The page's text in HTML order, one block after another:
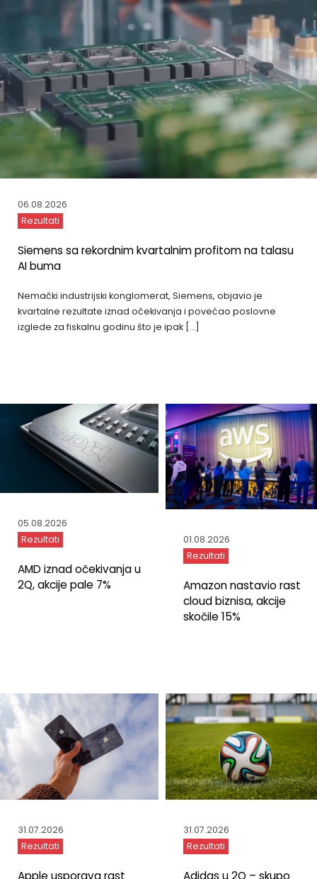
06.08.2026
Rezultati
Siemens sa rekordnim kvartalnim profitom na talasu
AI buma
Nemački industrijski konglomerat, Siemens, objavio je
kvartalne rezultate iznad očekivanja i povećao poslovne
izglede za fiskalnu godinu što je ipak […]
05.08.2026
Rezultati
AMD iznad očekivanja u
2Q, akcije pale 7%
01.08.2026
Rezultati
Amazon nastavio rast
cloud biznisa, akcije
skočile 15%
31.07.2026
Rezultati
Apple usporava rast
31.07.2026
Rezultati
Adidas u 2Q – skupo